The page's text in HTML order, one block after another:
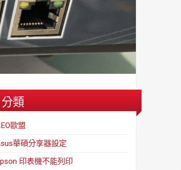
價
決
全
基
會
分類
歐盟
華碩分享器設定
印表機不能列印